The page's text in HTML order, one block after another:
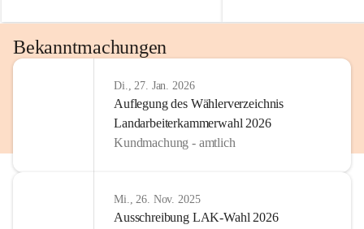
Bekanntmachungen
Di., 27. Jan. 2026
Auflegung des Wählerverzeichnis
Landarbeiterkammerwahl 2026
Kundmachung - amtlich
Mi., 26. Nov. 2025
Ausschreibung LAK-Wahl 2026